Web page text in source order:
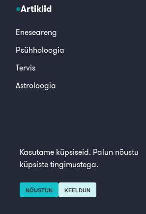
AVA
Artiklid
Eneseareng
Psühholoogia
Tervis
Astroloogia
Kasutame küpsiseid. Palun nõustu
küpsiste tingimustega.
NÕUSTUN KEELDUN